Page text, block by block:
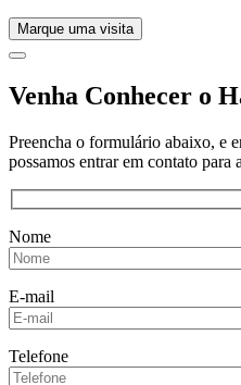
Marque uma visita
Venha Conhecer o
Preencha o formulário abaixo, e
possamos entrar em contato para
Nome
E-mail
Telefone